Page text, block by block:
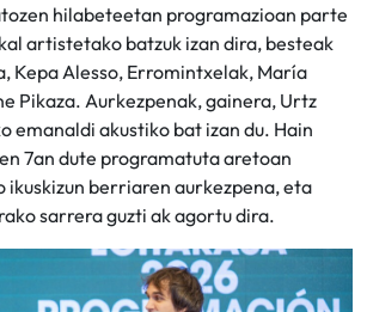
hilabeteetan programazioan parte
artistetako batzuk izan dira, besteak
Kepa Alesso, Erromintxelak, María
Pikaza. Aurkezpenak, gainera, Urtz
emanaldi akustiko bat izan du. Hain
7an dute programatuta aretoan
berriaren aurkezpena, eta
sarrera guzti ak agortu dira.